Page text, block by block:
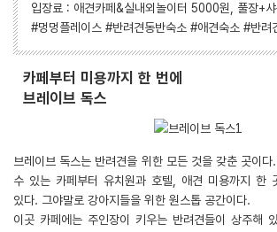
입장료 : 애견카페&실내외놀이터 5000원, 풀장+
#멍멍플레이스 #반려견동반숙소 #애견숙소 #반려
카페부터 미용까지 한 번에
브레이브 독스
브레이브 독스는 반려견을 위한 모든 것을 갖춘 곳이
수 있는 카페부터 유치원과 호텔, 애견 미용까지 한
있다. 그야말로 강아지들을 위한 원스톱 공간이다.
이곳 카페에는 주인장이 키우는 반려견들이 상주해